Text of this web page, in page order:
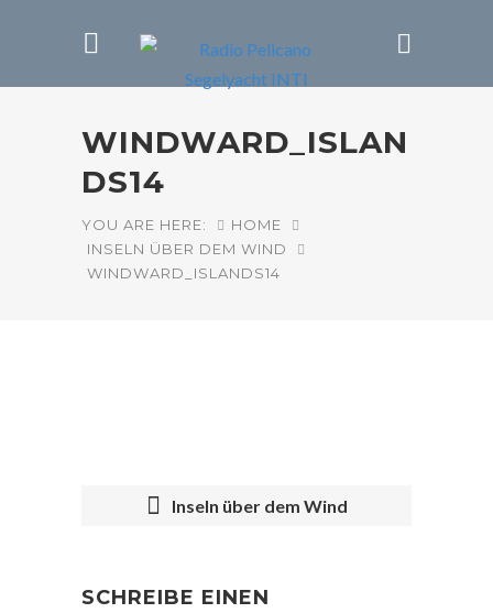
WINDWARD_ISLAN
DS14
YOU ARE HERE:
HOME
INSELN ÜBER DEM WIND
WINDWARD_ISLANDS14
NAVIGATION
Inseln über dem Wind
SCHREIBE EINEN